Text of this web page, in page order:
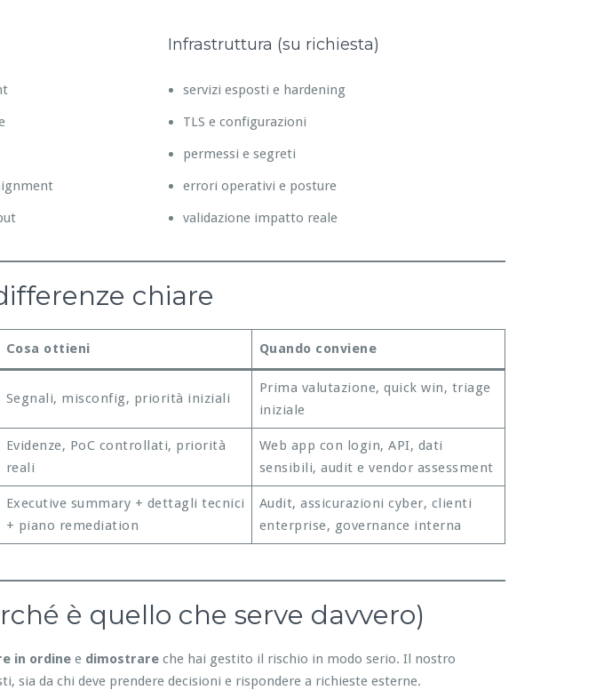
Infrastruttura (su richiesta)
servizi esposti e hardening
TLS e configurazioni
permessi e segreti
errori operativi e posture
validazione impatto reale
chiare
Cosa ottieni Quando conviene
Segnali, misconfig, priorità iniziali
Prima valutazione, quick win, triage
iniziale
Evidenze, PoC controllati, priorità
reali
Web app con login, API, dati
sensibili, audit e vendor assessment
Executive summary + dettagli tecnici
+ piano remediation
Audit, assicurazioni cyber, clienti
enterprise, governance interna
è quello che serve davvero)
in ordine e dimostrare che hai gestito il rischio in modo serio. Il nostro
sia da chi deve prendere decisioni e rispondere a richieste esterne.